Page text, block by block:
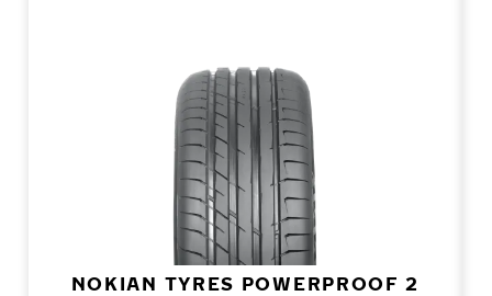
NOKIAN TYRES POWERPROOF 2